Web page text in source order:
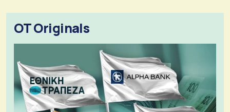
OT Originals